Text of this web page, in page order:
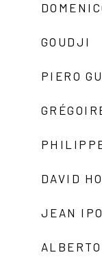
GOUDJI
PIERO
DAVID
JEAN